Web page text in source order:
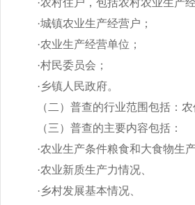
·农村住户，包括农村农业生产
·城镇农业生产经营户 ；
·农业生产经营单位 ；
·村民委员会 ；
·乡镇人民政府。
（二）普查的行业范围包括：
（三）普查的主要内容包括：
·农业生产条件粮食和大食物生产
·农业新质生产力情况、
·乡村发展基本情况、